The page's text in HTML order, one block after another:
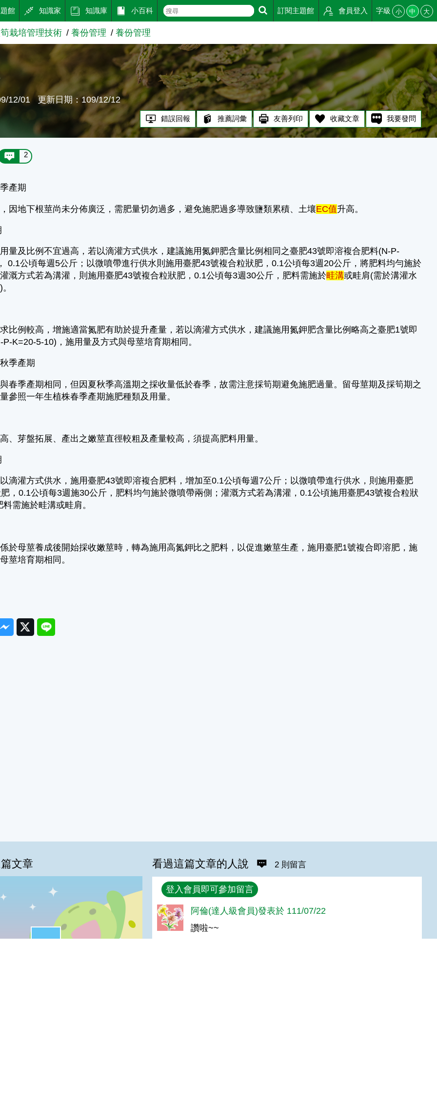
館 知識家 知識庫 小百科 訂閱主題館 會員登入 字級 小 中 大
栽培管理技術 養份管理 養份管理
12/01 更新日期：109/12/12
錯誤回報 推薦詞彙 友善列印 收藏文章 我要發問
2
產期
因地下根莖尚未分佈廣泛，需肥量切勿過多，避免施肥過多導致鹽類累積、土壤EC值升高。
量及比例不宜過高，若以滴灌方式供水，建議施用氮鉀肥含量比例相同之臺肥43號即溶複合肥料(N-P-
0.1公頃每週5公斤；以微噴帶進行供水則施用臺肥43號複合粒狀肥，0.1公頃每3週20公斤，將肥料均勻施於
溉方式若為溝灌，則施用臺肥43號複合粒狀肥，0.1公頃每3週30公斤，肥料需施於畦溝或畦肩(需於溝灌水
比例較高，增施適當氮肥有助於提升產量，若以滴灌方式供水，建議施用氮鉀肥含量比例略高之臺肥1號即
K=20-5-10)，施用量及方式與母莖培育期相同。
季產期
春季產期相同，但因夏秋季高溫期之採收量低於春季，故需注意採筍期避免施肥過量。留母莖期及採筍期之
參照一年生植株春季產期施肥種類及用量。
、芽盤拓展、產出之嫩莖直徑較粗及產量較高，須提高肥料用量。
滴灌方式供水，施用臺肥43號即溶複合肥料，增加至0.1公頃每週7公斤；以微噴帶進行供水，則施用臺肥
，0.1公頃每3週施30公斤，肥料均勻施於微噴帶兩側；灌溉方式若為溝灌，0.1公頃施用臺肥43號複合粒狀
需施於畦溝或畦肩。
於母莖養成後開始採收嫩莖時，轉為施用高氮鉀比之肥料，以促進嫩莖生產，施用臺肥1號複合即溶肥，施
莖培育期相同。
TwitterLine
文章
很實用:25%
看過這篇文章的人說 2 則留言
回覆
登入會員即可參加留言
阿倫(達人級會員)發表於 111/07/22
讚啦~~